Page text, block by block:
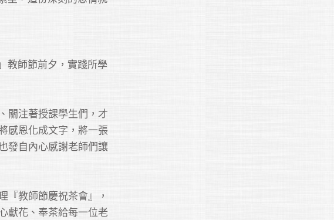
教師節前夕，實踐所學
關注著授課學生們，才
感恩化成文字，將一張
發自內心感謝老師們讓
『教師節慶祝茶會』，
獻花、奉茶給每一位老